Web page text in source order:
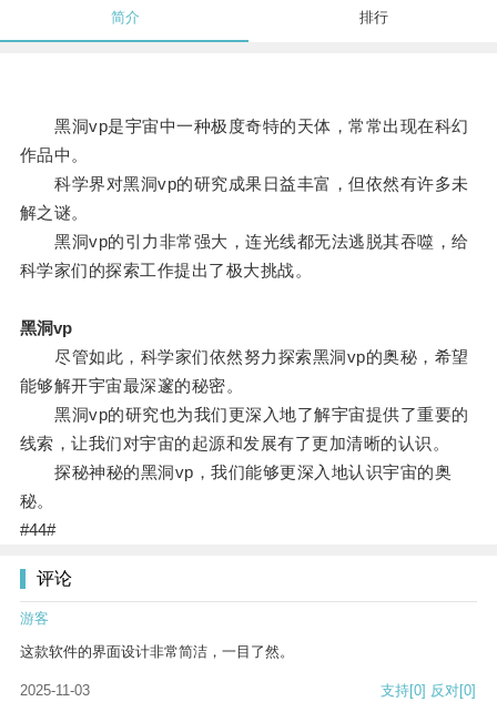
简介 排行
黑洞vp是宇宙中一种极度奇特的天体，常常出现在科幻
作品中。
科学界对黑洞vp的研究成果日益丰富，但依然有许多未
解之谜。
黑洞vp的引力非常强大，连光线都无法逃脱其吞噬，给
科学家们的探索工作提出了极大挑战。
黑洞vp
尽管如此，科学家们依然努力探索黑洞vp的奥秘，希望
能够解开宇宙最深邃的秘密。
黑洞vp的研究也为我们更深入地了解宇宙提供了重要的
线索，让我们对宇宙的起源和发展有了更加清晰的认识。
探秘神秘的黑洞vp，我们能够更深入地认识宇宙的奥
秘。
#44#
评论
游客
这款软件的界面设计非常简洁，一目了然。
2025-11-03 支持[0] 反对[0]